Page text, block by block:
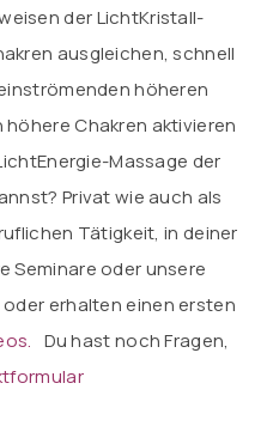
der LichtKristall-
ausgleichen, schnell
höheren
Chakren aktivieren
Massage der
Privat wie auch als
Tätigkeit, in deiner
Seminare oder unsere
oder erhalten einen ersten
Du hast noch Fragen,